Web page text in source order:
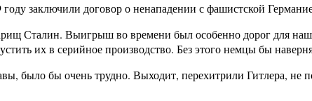
заключили договор о ненападении с фашистской
Сталин. Выигрыш во времени был особенно дорог для
их в серийное производство. Без этого немцы бы
было бы очень трудно. Выходит, перехитрили Гитлера, не